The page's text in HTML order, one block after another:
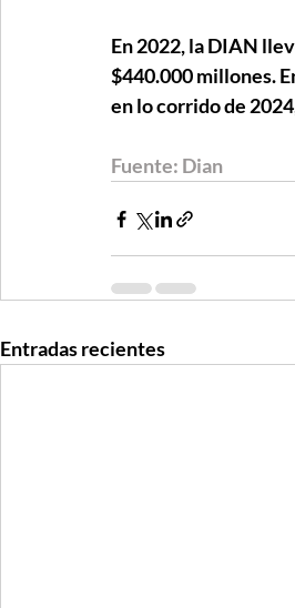
En 2022, la DIAN
$440.000 millones.
en lo corrido de
Fuente: Dian
Entradas recientes